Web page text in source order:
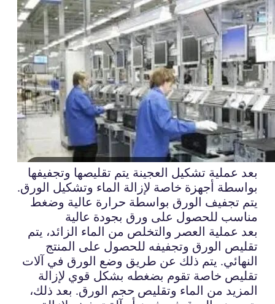
بعد عملية تشكيل العجينة يتم تقليصها وتجفيفها
بواسطة أجهزة خاصة لإزالة الماء وتشكيل الورق.
يتم تجفيف الورق بواسطة حرارة عالية وضغط
مناسب للحصول على ورق بجودة عالية
بعد عملية العصر والتخلص من الماء الزائد، يتم
تقليص الورق وتجفيفه للحصول على المنتج
النهائي. يتم ذلك عن طريق وضع الورق في آلات
تقليص خاصة تقوم بضغطه بشكل قوي لإزالة
المزيد من الماء وتقليص حجم الورق. بعد ذلك،